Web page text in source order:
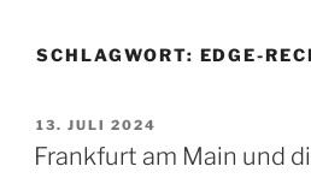
SCHLAGWORT: EDGE-
VERÖFFENTLICHT
AM
13. JULI 2024
Frankfurt am Main und